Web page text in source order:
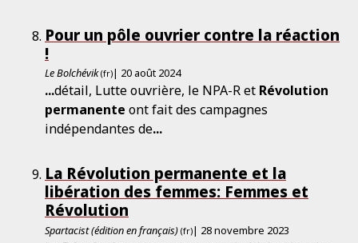
Pour un pôle ouvrier contre la réaction
!
Le Bolchévik (fr)| 20 août 2024
...détail, Lutte ouvrière, le NPA-R et Révolution
permanente ont fait des campagnes
indépendantes de...
La Révolution permanente et la
libération des femmes: Femmes et
Révolution
Spartacist (édition en français) (fr)| 28 novembre 2023